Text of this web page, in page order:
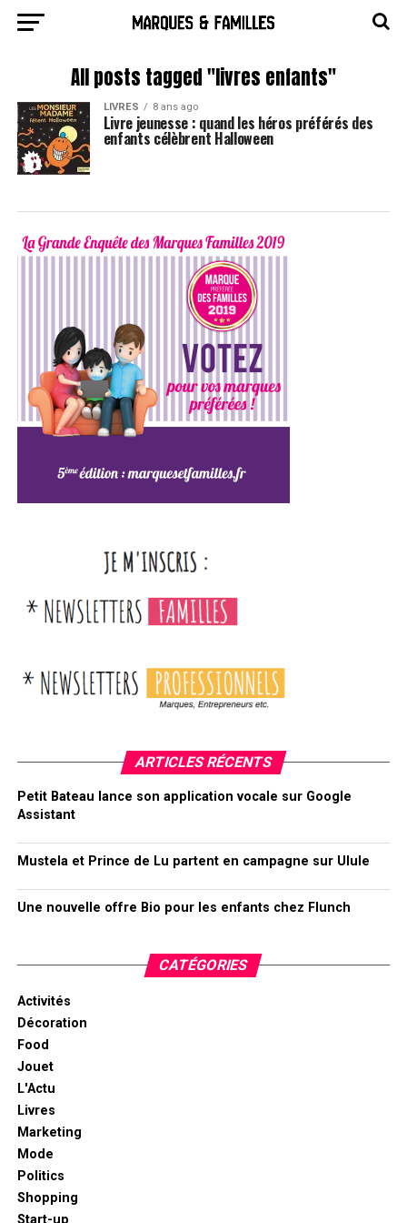
All posts tagged "livres enfants"
LIVRES 8 ans ago
Livre jeunesse : quand les héros préférés des
enfants célèbrent Halloween
ARTICLES RÉCENTS
Petit Bateau lance son application vocale sur Google
Assistant
Mustela et Prince de Lu partent en campagne sur Ulule
Une nouvelle offre Bio pour les enfants chez Flunch
CATÉGORIES
Activités
Décoration
Food
Jouet
L'Actu
Livres
Marketing
Mode
Politics
Shopping
Start-up